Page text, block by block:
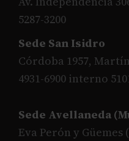
5287-3200
Sede San Isidro
Córdoba 1957,
4931-6900 interno
Sede Avellaneda
Eva Perón y Güemes